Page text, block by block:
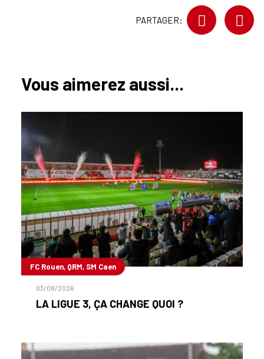
PARTAGER:
Vous aimerez aussi...
FC Rouen, QRM, SM Caen
03/08/2026
LA LIGUE 3, ÇA CHANGE QUOI ?